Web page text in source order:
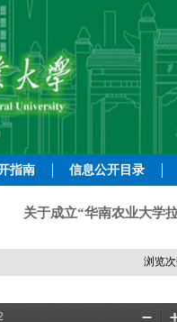
指南 信息公开目录
关于成立“华南农业大学
浏览